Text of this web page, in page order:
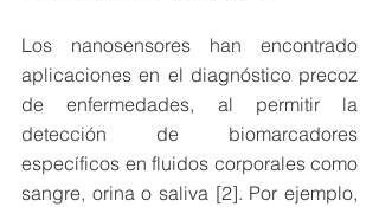
Los nanosensores han encontrado
aplicaciones en el diagnóstico precoz
de enfermedades, al permitir la
detección de biomarcadores
específicos en fluidos corporales como
sangre, orina o saliva [2]. Por ejemplo,